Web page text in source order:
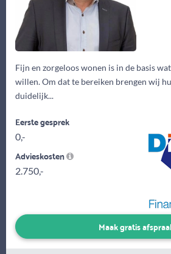
Fijn en zorgeloos wonen is in de basis
willen. Om dat te bereiken brengen wij
duidelijk...
Eerste gesprek
0,-
Advieskosten
2.750,-
Maak gratis